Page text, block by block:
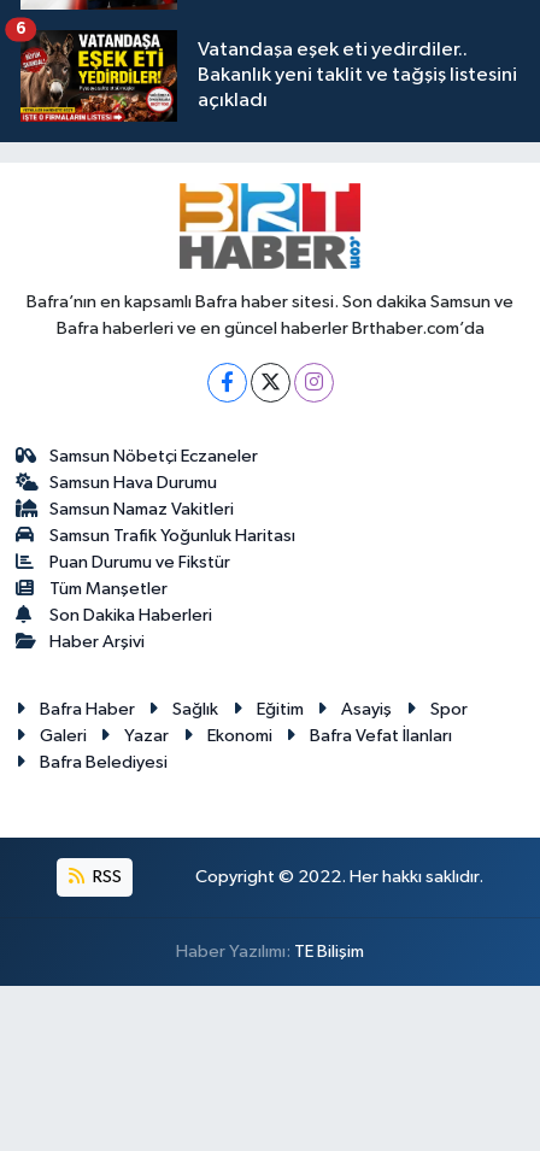
Vatandaşa eşek eti yedirdiler..
Bakanlık yeni taklit ve tağşiş listesini
açıkladı
6
Bafra’nın en kapsamlı Bafra haber sitesi. Son dakika Samsun ve
Bafra haberleri ve en güncel haberler Brthaber.com’da
Samsun Nöbetçi Eczaneler
Samsun Hava Durumu
Samsun Namaz Vakitleri
Samsun Trafik Yoğunluk Haritası
Puan Durumu ve Fikstür
Tüm Manşetler
Son Dakika Haberleri
Haber Arşivi
Bafra Haber Sağlık Eğitim Asayiş
Spor
Galeri
Yazar Ekonomi
Bafra Vefat İlanları
Bafra Belediyesi
RSS Copyright © 2022. Her hakkı saklıdır.
Haber Yazılımı: TE Bilişim